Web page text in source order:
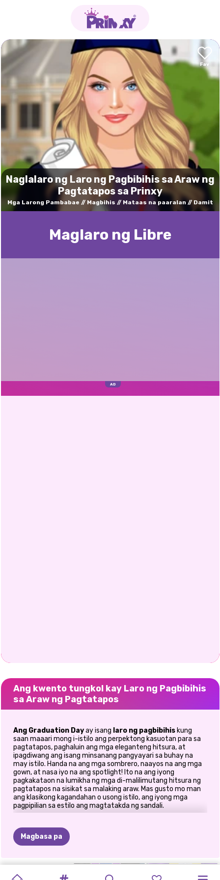
Naglalaro ng Laro ng Pagbibihis sa Araw ng
Pagtatapos sa Prinxy
Mga Larong Pambabae Magbihis Mataas na paaralan Damit
Maglaro ng Libre
Ang kwento tungkol kay Laro ng Pagbibihis
sa Araw ng Pagtatapos
Ang Graduation Dayay isang laro ng pagbibihiskung
saan maaari mong i-istilo ang perpektong kasuotan para sa
pagtatapos, paghaluin ang mga eleganteng hitsura, at
ipagdiwang ang isang minsanang pangyayari sa buhay na
may istilo. Handa na ang mga sombrero, naayos na ang mga
gown, at nasa iyo na ang spotlight! Ito na ang iyong
pagkakataon na lumikha ng mga di-malilimutang hitsura ng
pagtatapos na sisikat sa malaking araw. Mas gusto mo man
ang klasikong kagandahan o usong istilo, ang iyong mga
pagpipilian sa estilo ang magtatakda ng sandali.
👗 Gumawa ng Perpektong Kasuotan
para sa Graduation
Magbasa pa
GRADUATION
BUMALIK PRINSESA
HIGH MODERNONG ELLIE